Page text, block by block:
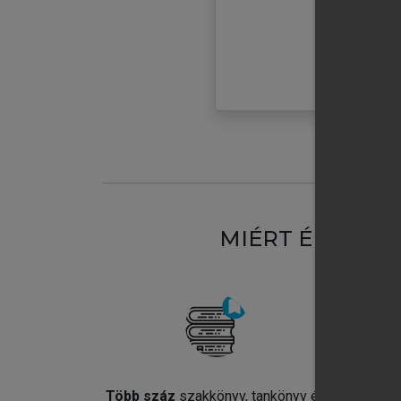
MIÉRT
Több száz szakkönyv, tankönyv és